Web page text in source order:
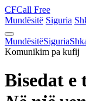
CFCall Free
Mundësitë Siguria
MundësitëSiguria
Komunikim pa kufij
Bisedat e